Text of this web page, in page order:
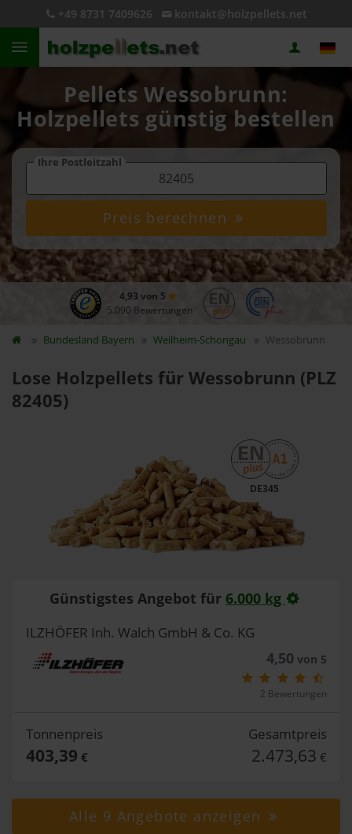
+49 8731 7409626 kontakt@holzpellets.net
Pellets Wessobrunn:
Holzpellets günstig bestellen
Ihre Postleitzahl
Preis berechnen
4,93 von 5
5.090 Bewertungen
Bundesland Bayern Weilheim-Schongau Wessobrunn
Lose Holzpellets für Wessobrunn (PLZ
82405)
DE345
Günstigstes Angebot für 6.000 kg
ILZHÖFER Inh. Walch GmbH & Co. KG
4,50 von 5
2 Bewertungen
Tonnenpreis
403,39 €
Gesamtpreis
2.473,63 €
Alle 9 Angebote anzeigen